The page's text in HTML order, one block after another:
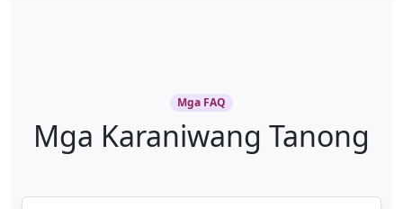
Mga FAQ
Mga Karaniwang Tanong